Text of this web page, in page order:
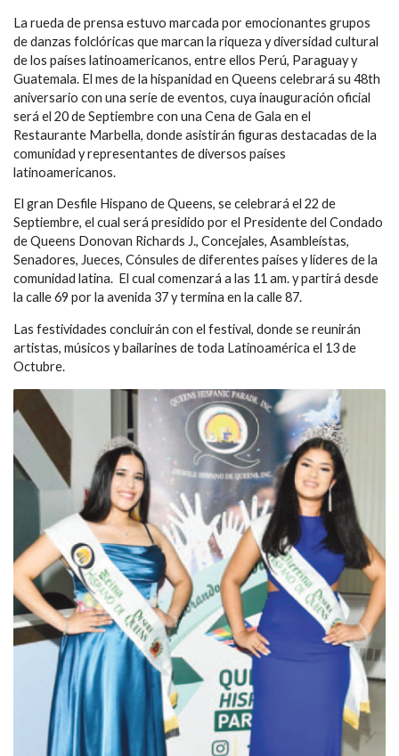
La rueda de prensa estuvo marcada por emocionantes grupos
de danzas folclóricas que marcan la riqueza y diversidad cultural
de los países latinoamericanos, entre ellos Perú, Paraguay y
Guatemala. El mes de la hispanidad en Queens celebrará su 48th
aniversario con una serie de eventos, cuya inauguración oficial
será el 20 de Septiembre con una Cena de Gala en el
Restaurante Marbella, donde asistirán figuras destacadas de la
comunidad y representantes de diversos países
latinoamericanos.
El gran Desfile Hispano de Queens, se celebrará el 22 de
Septiembre, el cual será presidido por el Presidente del Condado
de Queens Donovan Richards J., Concejales, Asambleístas,
Senadores, Jueces, Cónsules de diferentes países y líderes de la
comunidad latina. El cual comenzará a las 11 am. y partirá desde
la calle 69 por la avenida 37 y termina en la calle 87.
Las festividades concluirán con el festival, donde se reunirán
artistas, músicos y bailarines de toda Latinoamérica el 13 de
Octubre.